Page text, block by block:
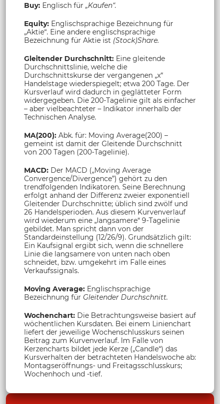
Buy: Englisch für „Kaufen“.
Equity: Englischsprachige Bezeichnung für
„Aktie“. Eine andere englischsprachige
Bezeichnung für Aktie ist (Stock)Share.
Gleitender Durchschnitt: Eine gleitende
Durchschnittslinie, welche die
Durchschnittskurse der vergangenen „x“
Handelstage wiederspiegelt; etwa 200 Tage. Der
Kursverlauf wird dadurch in geglätteter Form
widergegeben. Die 200-Tagelinie gilt als einfacher
– aber vielbeachteter – Indikator innerhalb der
Technischen Analyse.
MA(200): Abk. für: Moving Average(200) –
gemeint ist damit der Gleitende Durchschnitt
von 200 Tagen (200-Tagelinie).
MACD: Der MACD („Moving Average
Convergence/Divergence”) gehört zu den
trendfolgenden Indikatoren. Seine Berechnung
erfolgt anhand der Differenz zweier exponentiell
Gleitender Durchschnitte; üblich sind zwölf und
26 Handelsperioden. Aus diesem Kurvenverlauf
wird wiederum eine „langsamere“ 9-Tagelinie
gebildet. Man spricht dann von der
Standardeinstellung (12/26/9). Grundsätzlich gilt:
Ein Kaufsignal ergibt sich, wenn die schnellere
Linie die langsamere von unten nach oben
schneidet, bzw. umgekehrt im Falle eines
Verkaufssignals.
Moving Average: Englischsprachige
Bezeichnung für Gleitender Durchschnitt.
Wochenchart: Die Betrachtungsweise basiert auf
wöchentlichen Kursdaten. Bei einem Linienchart
liefert der jeweilige Wochenschlusskurs seinen
Beitrag zum Kurvenverlauf. Im Falle von
Kerzencharts bildet jede Kerze („Candle“) das
Kursverhalten der betrachteten Handelswoche ab:
Montagseröffnungs- und Freitagsschlusskurs;
Wochenhoch und -tief.